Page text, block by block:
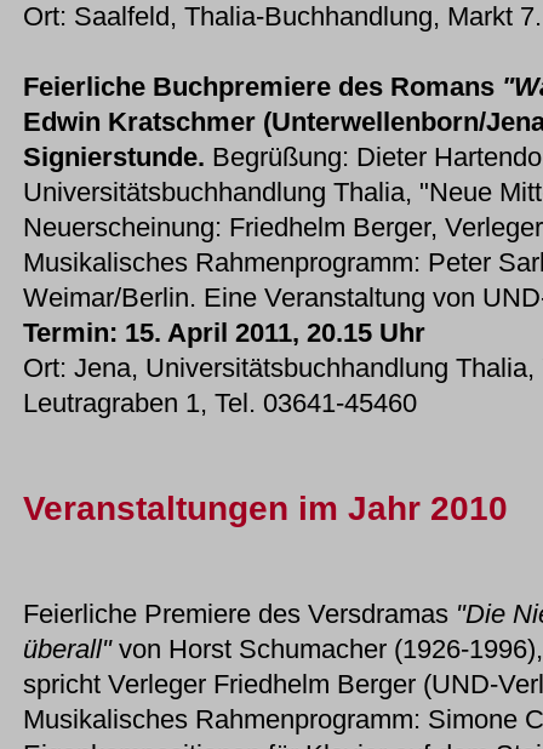
Ort: Saalfeld, Thalia-Buchhandlung, Markt
Feierliche Buchpremiere des Romans
Edwin Kratschmer (Unterwellenborn/
Signierstunde. Begrüßung: Dieter
Universitätsbuchhandlung Thalia, "Neue
Neuerscheinung: Friedhelm Berger,
Musikalisches Rahmenprogramm: Peter
Weimar/Berlin. Eine Veranstaltung von
Termin: 15. April 2011, 20.15 Uhr
Ort: Jena, Universitätsbuchhandlung
Leutragraben 1, Tel. 03641-45460
Veranstaltungen im Jahr 2010
Feierliche Premiere des Versdramas "Die
überall"von Horst Schumacher (1926-
spricht Verleger Friedhelm Berger (UND-
Musikalisches Rahmenprogramm: Simone